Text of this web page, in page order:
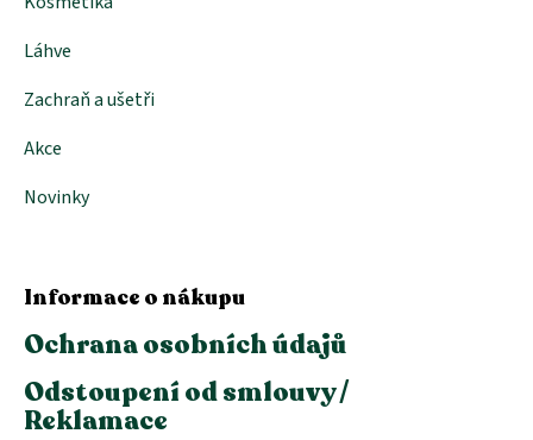
Láhve
Zachraň a ušetři
Akce
Novinky
Informace o nákupu
Ochrana osobních údajů
Odstoupení od smlouvy /
Reklamace